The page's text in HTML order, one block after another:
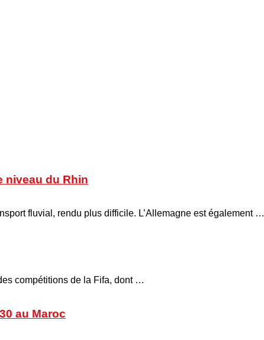
niveau du Rhin
fluvial, rendu plus difficile. L’Allemagne est également …
compétitions de la Fifa, dont …
au Maroc